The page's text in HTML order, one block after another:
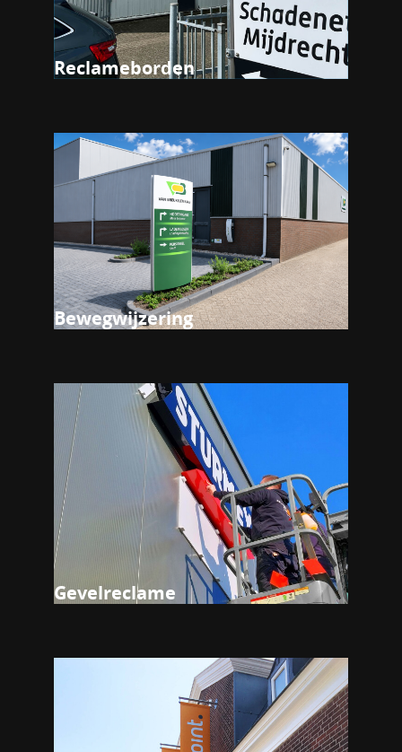
Reclameborden
Bewegwijzering
Gevelreclame